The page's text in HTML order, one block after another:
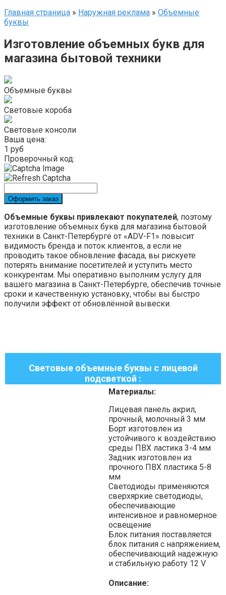
Главная страница » Наружная реклама » Объемные
буквы
Изготовление объемных букв для
магазина бытовой техники
Объемные буквы
Световые короба
Световые консоли
Ваша цена:
1 руб
Проверочный код:
Оформить заказ
Объемные буквы привлекают покупателей, поэтому
изготовление объемных букв для магазина бытовой
техники в Санкт-Петербурге от «ADV-F1» повысит
видимость бренда и поток клиентов, а если не
проводить такое обновление фасада, вы рискуете
потерять внимание посетителей и уступить место
конкурентам. Мы оперативно выполним услугу для
вашего магазина в Санкт-Петербурге, обеспечив точные
сроки и качественную установку, чтобы вы быстро
получили эффект от обновлённой вывески.
Световые объемные буквы с лицевой
подсветкой :
Материалы:
Лицевая панель акрил,
прочный, молочный 3 мм
Борт изготовлен из
устойчивого к воздействию
среды ПВХ ластика 3-4 мм
Задник изготовлен из
прочного ПВХ пластика 5-8
мм
Светодиоды применяются
сверхяркие светодиоды,
обеспечивающие
интенсивное и равномерное
освещение
Блок питания поставляется
блок питания с напряжением,
обеспечивающий надежную
и стабильную работу 12 V
Описание: